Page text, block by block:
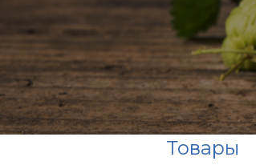
Товары